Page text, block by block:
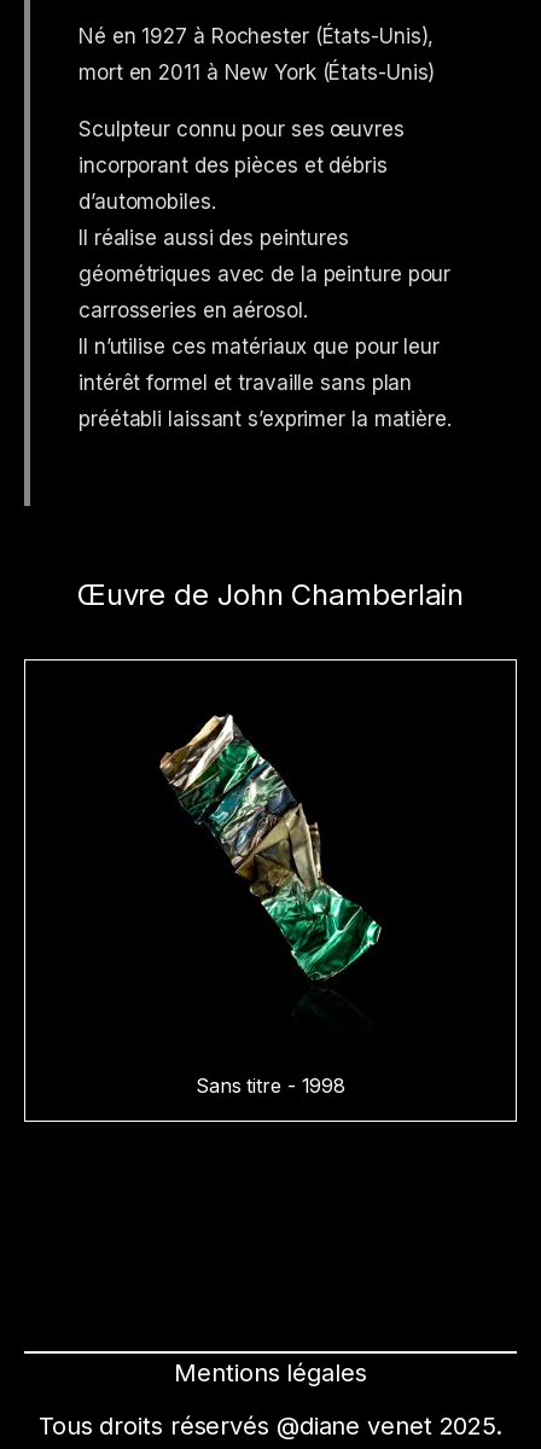
Né en 1927 à Rochester (États-Unis),
mort en 2011 à New York (États-Unis)
Sculpteur connu pour ses œuvres
incorporant des pièces et débris
d’automobiles.
Il réalise aussi des peintures
géométriques avec de la peinture pour
carrosseries en aérosol.
Il n’utilise ces matériaux que pour leur
intérêt formel et travaille sans plan
préétabli laissant s’exprimer la matière.
Œuvre de John Chamberlain
Sans titre - 1998
Tous droits réservés @diane venet 2025.
Mentions légales